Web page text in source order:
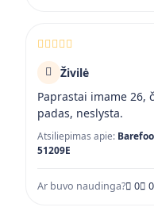
Živilė
Paprastai imame 26,
padas, neslysta.
Atsiliepimas apie:
51209E
Ar buvo naudinga? 0 0